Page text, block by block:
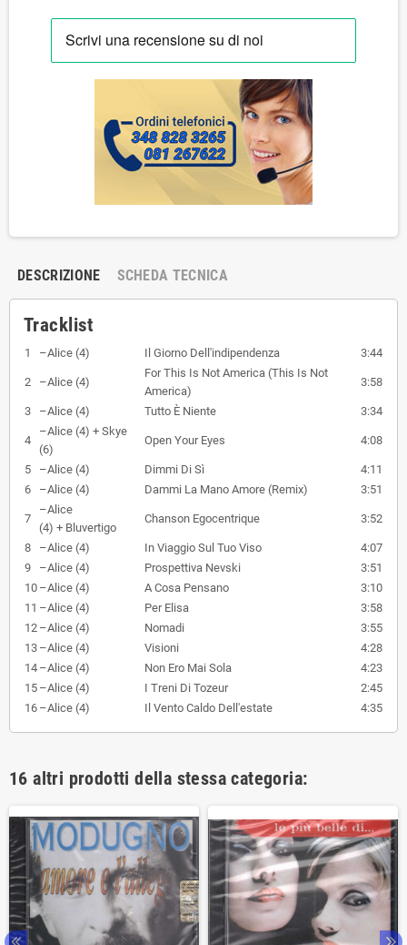
DESCRIZIONE SCHEDA TECNICA
Tracklist
1 –Alice (4) Il Giorno Dell'indipendenza 3:44
2 –Alice (4)
For This Is Not America (This Is Not
America)
3:58
3 –Alice (4) Tutto È Niente 3:34
4
–Alice (4) + Skye
(6)
Open Your Eyes 4:08
5 –Alice (4) Dimmi Di Sì
4:11
6
–Alice (4) Dammi La Mano Amore (Remix) 3:51
7
–Alice
(4) + Bluvertigo
Chanson Egocentrique 3:52
8 –Alice (4) In Viaggio Sul Tuo Viso
4:07
9
–Alice (4) Prospettiva Nevski
3:51
10 –Alice (4) A Cosa Pensano
3:10
11 –Alice (4) Per Elisa
3:58
12 –Alice (4) Nomadi
3:55
13 –Alice (4) Visioni
4:28
14 –Alice (4) Non Ero Mai Sola
4:23
15 –Alice (4) I Treni Di Tozeur
2:45
16 –Alice (4) Il Vento Caldo Dell'estate 4:35
16 altri prodotti della stessa categoria: